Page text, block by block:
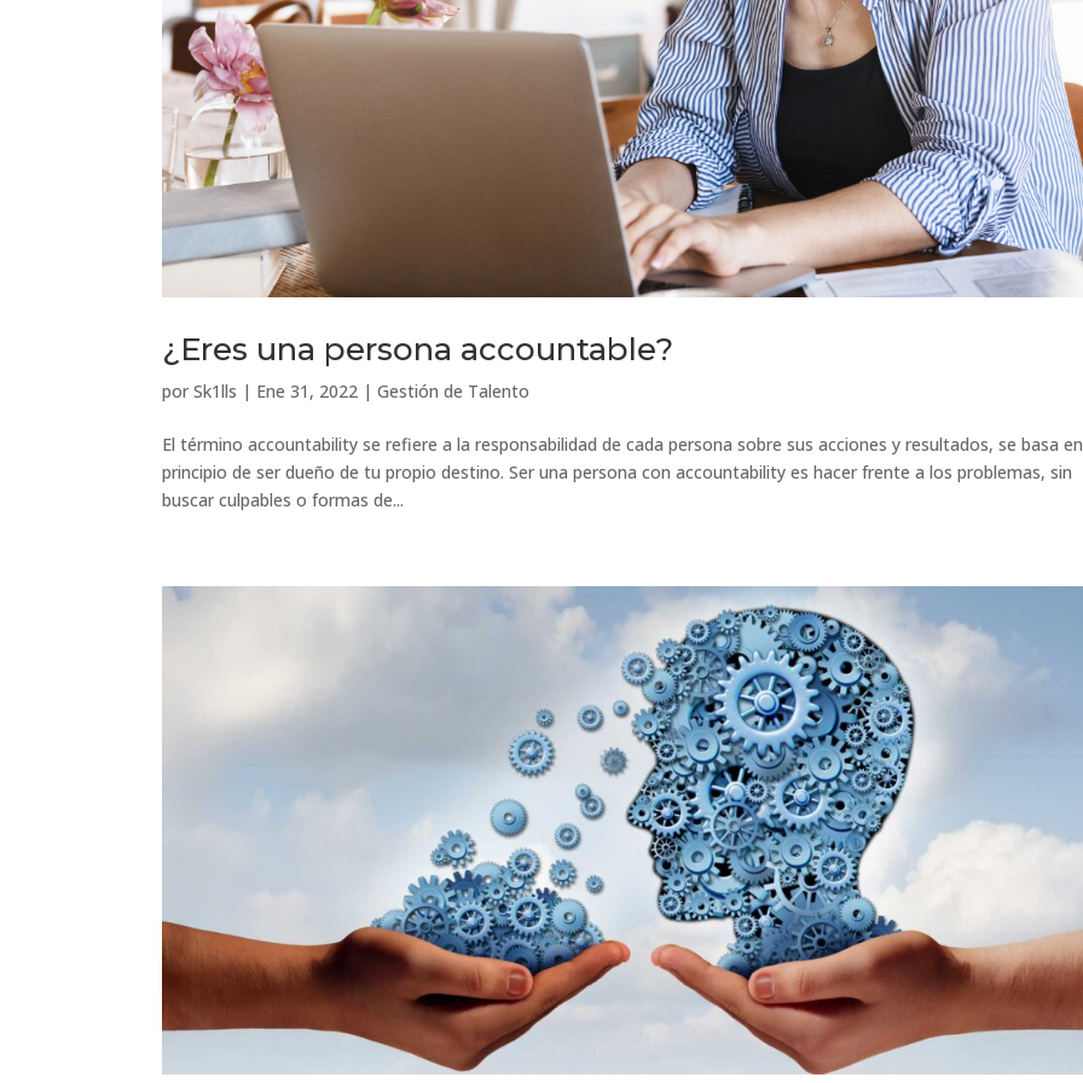
¿Eres una persona accountable?
porSk1lls | Ene 31, 2022 |Gestión de Talento
El término accountability se refiere a la responsabilidad de cada persona sobre sus acciones y resultados, se basa
principio de ser dueño de tu propio destino. Ser una persona con accountability es hacer frente a los problemas, sin
buscar culpables o formas de...